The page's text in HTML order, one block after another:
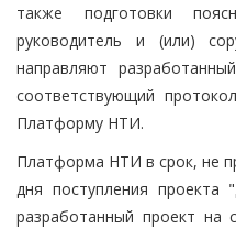
также подготовки
руководитель и (или)
направляют
соответствующий
Платформу НТИ.
Платформа НТИ в срок, не
дня поступления проекта
разработанный проект на